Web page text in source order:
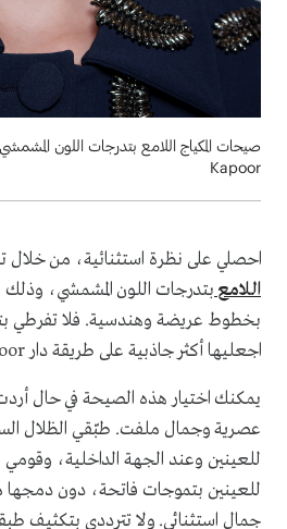
Kapoor
احصلي على نظرة استثنائية، من خلال
اللامعبتدرجات اللون المشمشي، وذلك
بخطوط عريضة وهندسية. فلا تفرطي
اجعليها أكثر جاذبية على طريقة دار Dhruv Kapoor.
يمكنك اختيار هذه الصيحة في حال
عصرية وجمال ملفت. طبّقي الظلال
للعينين وعند الجهة الداخلية،
للعينين بتموجات فاتحة، دون
جمال استثنائي. ولا تترددي بتكثيف